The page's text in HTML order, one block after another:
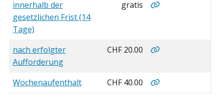
innerhalb der
gesetzlichen Frist (14
Tage)
gratis Anmeldung
nach erfolgter
Aufforderung
CHF 20.00 Anmeldung
Wochenaufenthalt CHF 40.00